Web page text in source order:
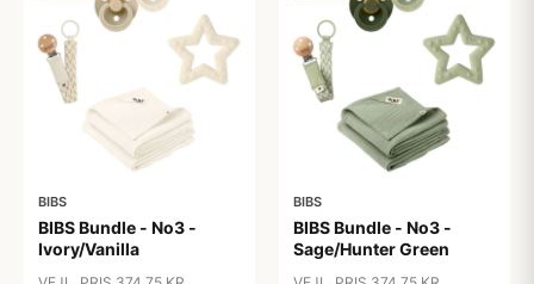
BIBS
BIBS Bundle - No3 -
Ivory/Vanilla
BIBS
BIBS Bundle - No3 -
Sage/Hunter Green